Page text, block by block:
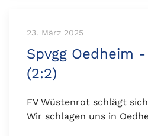
23. März 2025
Spvgg Oedheim
(2:2)
FV Wüstenrot schlägt
Wir schlagen uns in